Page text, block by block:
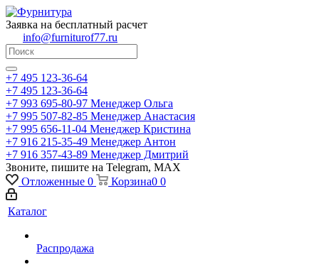
Заявка на бесплатный расчет
info@furniturof77.ru
+7 495 123-36-64
+7 495 123-36-64
+7 993 695-80-97 Менеджер Ольга
+7 995 507-82-85 Менеджер Анастасия
+7 995 656-11-04 Менеджер Кристина
+7 916 215-35-49 Менеджер Антон
+7 916 357-43-89 Менеджер Дмитрий
Звоните, пишите на Telegram, MAX
Отложенные 0 Корзина0 0
Каталог
Распродажа